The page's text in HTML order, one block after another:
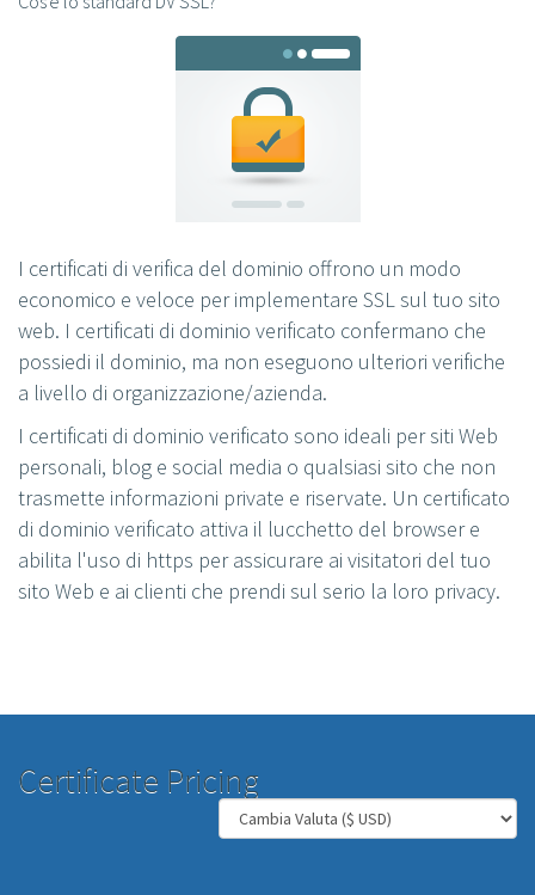
I certificati di verifica del dominio offrono un modo
economico e veloce per implementare SSL sul tuo sito
web. I certificati di dominio verificato confermano che
possiedi il dominio, ma non eseguono ulteriori verifiche
a livello di organizzazione/azienda.
I certificati di dominio verificato sono ideali per siti Web
personali, blog e social media o qualsiasi sito che non
trasmette informazioni private e riservate. Un certificato
di dominio verificato attiva il lucchetto del browser e
abilita l'uso di https per assicurare ai visitatori del tuo
sito Web e ai clienti che prendi sul serio la loro privacy.
Certificate Pricing